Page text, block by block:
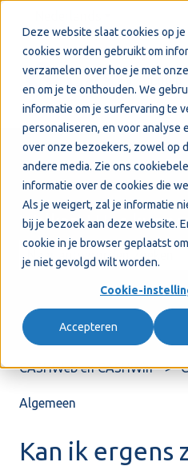
Deze website slaat cookies op
cookies worden gebruikt om
verzamelen over hoe je met
en om je te onthouden. We
informatie om je surfervaring te
personaliseren, en voor analyse
over onze bezoekers, zowel op
andere media. Zie ons
informatie over de cookies die
Als je weigert, zal je informatie
bij je bezoek aan deze website.
cookie in je browser geplaatst
je niet gevolgd wilt worden.
Cookie-
Accepteren
Welkom! Hoe
CASHWeb en CASHWin
Algemeen
Kan ik ergens